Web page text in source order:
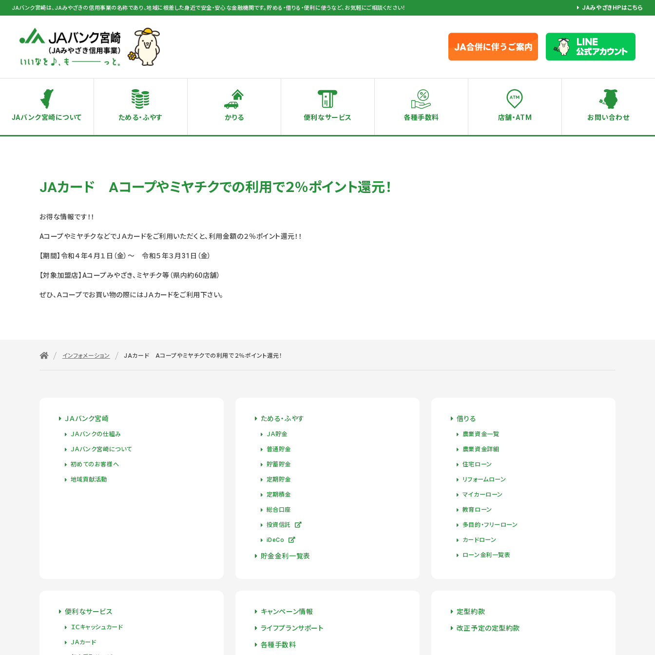
JAバンク宮崎は、JAみやざきの信用事業の名称であり、地域に根差した身近で安全・安心な金融機関です。貯める・借りる・便利に使うなど、お気軽にご相談ください！ JAみやざきHPはこちら
JAバンク宮崎について ためる・ふやす かりる 便利なサービス 各種手数料 店舗・ATM お問い合わせ
JAカード Aコープやミヤチクでの利用で２％ポイント還元！
お得な情報です！！
AコープやミヤチクなどでＪＡカードをご利用いただくと、利用金額の２％ポイント還元！！
【期間】令和４年４月１日（金）～ 令和５年３月31日（金）
【対象加盟店】Aコープみやざき、ミヤチク等（県内約60店舗）
ぜひ、Ａコープでお買い物の際にはＪＡカードをご利用下さい。
インフォメーション JAカード Aコープやミヤチクでの利用で２％ポイント還元！
ＪＡバンク宮崎
ＪＡバンクの仕組み
ＪＡバンク宮崎について
初めてのお客様へ
地域貢献活動
ためる・ふやす
ＪＡ貯金
普通貯金
貯蓄貯金
定期貯金
定期積金
総合口座
投資信託
iDeCo
貯金金利一覧表
借りる
農業資金一覧
農業資金詳細
住宅ローン
リフォームローン
マイカーローン
教育ローン
多目的・フリーローン
カードローン
ローン金利一覧表
便利なサービス
ＩＣキャッシュカード
ＪＡカード
キャンペーン情報
ライフプランサポート
各種手数料
定型約款
改正予定の定型約款